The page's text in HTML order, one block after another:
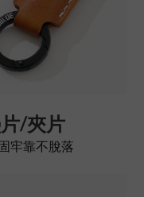
/夾片
牢靠不脫落